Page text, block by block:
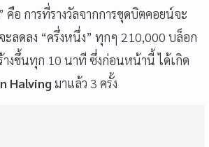
คือ การที่รางวัลจากการขุดบิตคอยน์จะ
ะลดลง “ครึ่งหนึ่ง” ทุกๆ 210,000 บล็อก
งขึ้นทุก 10 นาที ซึ่งก่อนหน้านี้ ได้เกิด
Halving มาแล้ว 3 ครั้ง